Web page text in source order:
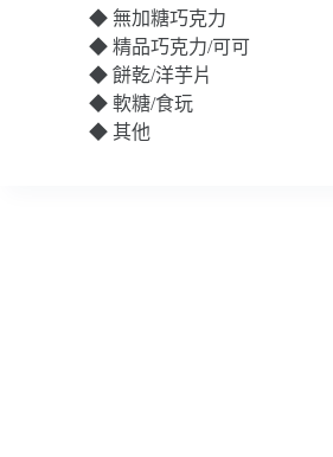
◆ 無加糖巧克力
◆ 精品巧克力/可可
◆ 餅乾/洋芋片
◆ 軟糖/食玩
◆ 其他